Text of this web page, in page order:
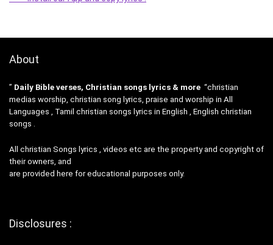
About
” Daily Bible verses, Christian songs lyrics & more “christian
medias worship, christian song lyrics, praise and worship in All
Languages , Tamil christian songs lyrics in English , English christian
songs .
All christian Songs lyrics , videos etc are the property and copyright of
their owners, and
are provided here for educational purposes only.
Disclosures :